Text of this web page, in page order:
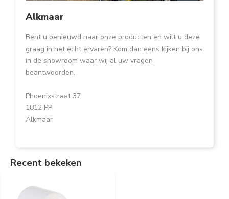
Alkmaar
Bent u benieuwd naar onze producten en wilt u deze
graag in het echt ervaren? Kom dan eens kijken bij ons
in de showroom waar wij al uw vragen
beantwoorden.
Phoenixstraat 37
1812 PP
Alkmaar
Recent bekeken